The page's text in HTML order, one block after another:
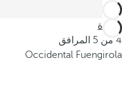
العودة
4 من 5 المرافق
Occidental Fuengirola